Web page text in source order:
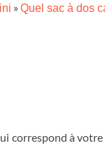
» Quel sac à dos
correspond à